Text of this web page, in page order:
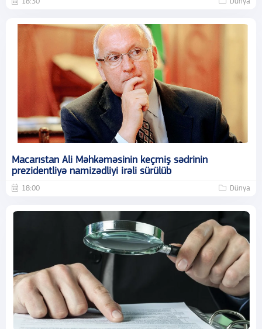
Macarıstan Ali Məhkəməsinin keçmiş sədrinin
prezidentliyə namizədliyi irəli sürülüb
18:00 Dünya